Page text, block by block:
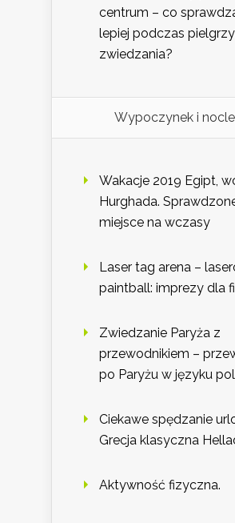
centrum – co
lepiej podczas
zwiedzania?
Wypoczynek i
Wakacje 2019 Egipt,
Hurghada.
miejsce na wczasy
Laser tag arena –
paintball: imprezy dla
Zwiedzanie Paryża z
przewodnikiem –
po Paryżu w języku
Ciekawe spędzanie
Grecja klasyczna
Aktywność fizyczna.